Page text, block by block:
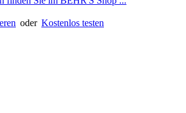
oder Kostenlos testen